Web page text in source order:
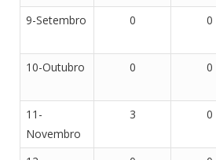
9-Setembro 0 0
10-Outubro 0 0
11-
Novembro
3 0